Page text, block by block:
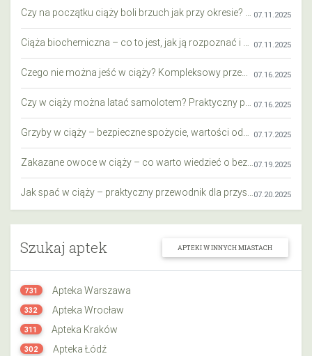
Czy na początku ciąży boli brzuch jak przy okresie? Wyjaśniamy objawy i różnice 07.11.2025
Ciąża biochemiczna – co to jest, jak ją rozpoznać i co warto wiedzieć? 07.11.2025
Czego nie można jeść w ciąży? Kompleksowy przewodnik dla przyszłych mam 07.16.2025
Czy w ciąży można latać samolotem? Praktyczny przewodnik dla przyszłych mam 07.16.2025
Grzyby w ciąży – bezpieczne spożycie, wartości odżywcze i zagrożenia 07.17.2025
Zakazane owoce w ciąży – co warto wiedzieć o bezpieczeństwie diety przyszłej mamy?07.19.2025
Jak spać w ciąży – praktyczny przewodnik dla przyszłych mam07.20.2025
Szukaj aptek APTEKI W INNYCH MIASTACH
731 Apteka Warszawa
332 Apteka Wrocław
311 Apteka Kraków
302 Apteka Łódź